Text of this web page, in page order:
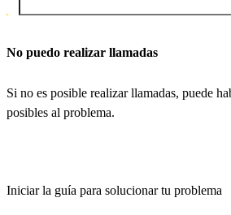
No puedo realizar llamadas
Si no es posible realizar llamadas, puede
posibles al problema.
Iniciar la guía para solucionar tu problema